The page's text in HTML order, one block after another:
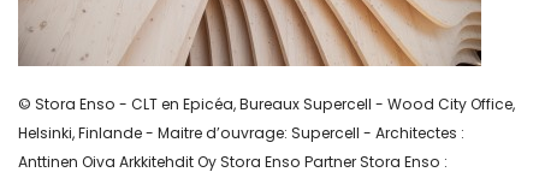
© Stora Enso - CLT en Epicéa, Bureaux Supercell - Wood City Office,
Helsinki, Finlande - Maitre d’ouvrage: Supercell - Architectes :
Anttinen Oiva Arkkitehdit Oy Stora Enso Partner Stora Enso :